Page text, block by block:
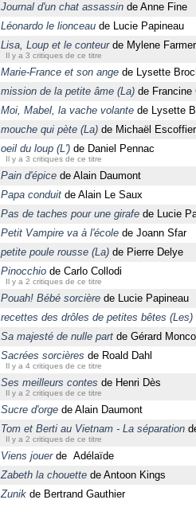
Journal d'un chat assassin de Anne Fine
Léonardo le lionceau de Lucie Papineau
Lisa, Loup et le conteurde Mylene Farmer
Il y a 3 critiques de ce titre
Marie-France et son ange de Lysette
mission de la petite âme (La) de Francine
Moi, Mabel, la vache volante de Lysette
mouche qui pète (La) de Michaël Escoffier
oeil du loup (L') de Daniel Pennac
Il y a 3 critiques de ce titre
Pain d'épice de Alain Daumont
Papa conduit de Alain Le Saux
Pas de taches pour une girafe de Lucie
Petit Vampire va à l'école de Joann Sfar
petite poule rousse (La) de Pierre Delye
Pinocchio de Carlo Collodi
Il y a 2 critiques de ce titre
Pouah! Bébé sorcière de Lucie Papineau
recettes des drôles de petites bêtes (Les)
Sa majesté de nulle part de Gérard
Sacrées sorcières de Roald Dahl
Il y a 4 critiques de ce titre
Ses meilleurs contes de Henri Dès
Il y a 2 critiques de ce titre
Sucre d'orge de Alain Daumont
Tom et Berti au Vietnam - La séparation
Il y a 2 critiques de ce titre
Viens jouerde Adélaïde
Zabeth la chouette de Antoon Kings
Zunik de Bertrand Gauthier